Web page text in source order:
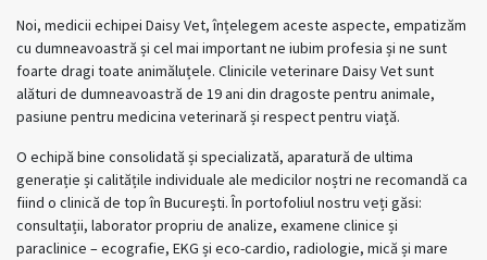
Noi, medicii echipei Daisy Vet, înțelegem aceste aspecte, empatizăm
cu dumneavoastră și cel mai important ne iubim profesia și ne sunt
foarte dragi toate animăluțele. Clinicile veterinare Daisy Vet sunt
alături de dumneavoastră de 19 ani din dragoste pentru animale,
pasiune pentru medicina veterinară și respect pentru viață.
O echipă bine consolidată și specializată, aparatură de ultima
generație și calitățile individuale ale medicilor noștri ne recomandă ca
fiind o clinică de top în București. În portofoliul nostru veți găsi:
consultații, laborator propriu de analize, examene clinice și
paraclinice – ecografie, EKG și eco-cardio, radiologie, mică și mare